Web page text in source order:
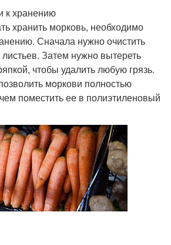
к хранению
хранить морковь, необходимо
Сначала нужно очистить
листьев. Затем нужно вытереть
чтобы удалить любую грязь.
моркови полностью
поместить ее в полиэтиленовый